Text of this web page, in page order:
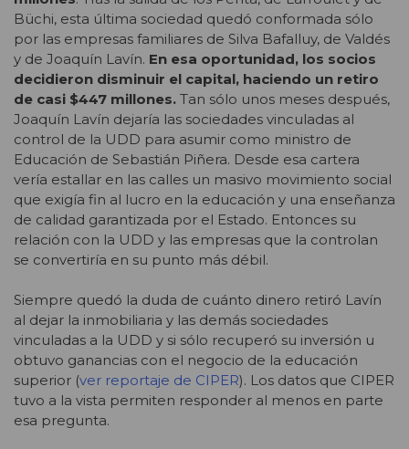
Büchi, esta última sociedad quedó conformada sólo
por las empresas familiares de Silva Bafalluy, de Valdés
y de Joaquín Lavín. En esa oportunidad, los socios
decidieron disminuir el capital, haciendo un retiro
de casi $447 millones. Tan sólo unos meses después,
Joaquín Lavín dejaría las sociedades vinculadas al
control de la UDD para asumir como ministro de
Educación de Sebastián Piñera. Desde esa cartera
vería estallar en las calles un masivo movimiento social
que exigía fin al lucro en la educación y una enseñanza
de calidad garantizada por el Estado. Entonces su
relación con la UDD y las empresas que la controlan
se convertiría en su punto más débil.
Siempre quedó la duda de cuánto dinero retiró Lavín
al dejar la inmobiliaria y las demás sociedades
vinculadas a la UDD y si sólo recuperó su inversión u
obtuvo ganancias con el negocio de la educación
superior (ver reportaje de CIPER). Los datos que CIPER
tuvo a la vista permiten responder al menos en parte
esa pregunta.